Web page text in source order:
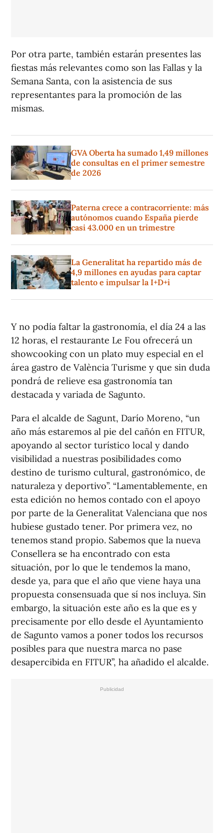
Por otra parte, también estarán presentes las
fiestas más relevantes como son las Fallas y la
Semana Santa, con la asistencia de sus
representantes para la promoción de las
mismas.
GVA Oberta ha sumado 1,49 millones
de consultas en el primer semestre
de 2026
Paterna crece a contracorriente: más
autónomos cuando España pierde
casi 43.000 en un trimestre
La Generalitat ha repartido más de
4,9 millones en ayudas para captar
talento e impulsar la I+D+i
Y no podía faltar la gastronomía, el día 24 a las
12 horas, el restaurante Le Fou ofrecerá un
showcooking con un plato muy especial en el
área gastro de València Turisme y que sin duda
pondrá de relieve esa gastronomía tan
destacada y variada de Sagunto.
Para el alcalde de Sagunt, Darío Moreno, “un
año más estaremos al pie del cañón en FITUR,
apoyando al sector turístico local y dando
visibilidad a nuestras posibilidades como
destino de turismo cultural, gastronómico, de
naturaleza y deportivo”. “Lamentablemente, en
esta edición no hemos contado con el apoyo
por parte de la Generalitat Valenciana que nos
hubiese gustado tener. Por primera vez, no
tenemos stand propio. Sabemos que la nueva
Consellera se ha encontrado con esta
situación, por lo que le tendemos la mano,
desde ya, para que el año que viene haya una
propuesta consensuada que sí nos incluya. Sin
embargo, la situación este año es la que es y
precisamente por ello desde el Ayuntamiento
de Sagunto vamos a poner todos los recursos
posibles para que nuestra marca no pase
desapercibida en FITUR”, ha añadido el alcalde.